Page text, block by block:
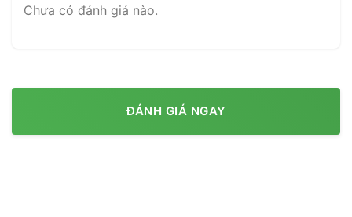
Chưa có đánh giá nào.
ĐÁNH GIÁ NGAY